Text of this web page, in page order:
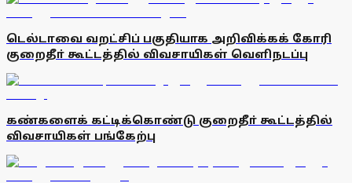
டெல்டாவை வறட்சிப் பகுதியாக அறிவிக்கக் கோரி
குறைதீா் கூட்டத்தில் விவசாயிகள் வெளிநடப்பு
கண்களைக் கட்டிக்கொண்டு குறைதீா் கூட்டத்தில்
விவசாயிகள் பங்கேற்பு